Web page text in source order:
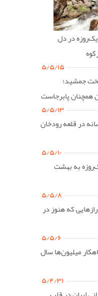
در دل
۵/۵/۱۵
تخت جمشید؛
۵/۵/۱۳
در قلعه رودخان
۵/۵/۱۰
به بهشت
۵/۵/۸
که هنوز در
۵/۵/۶
میلیون‌ها سال
۵/۴/۳۱